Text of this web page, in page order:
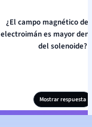
¿El campo magnético
electroimán es mayor
del solenoide?
Mostrar respuesta